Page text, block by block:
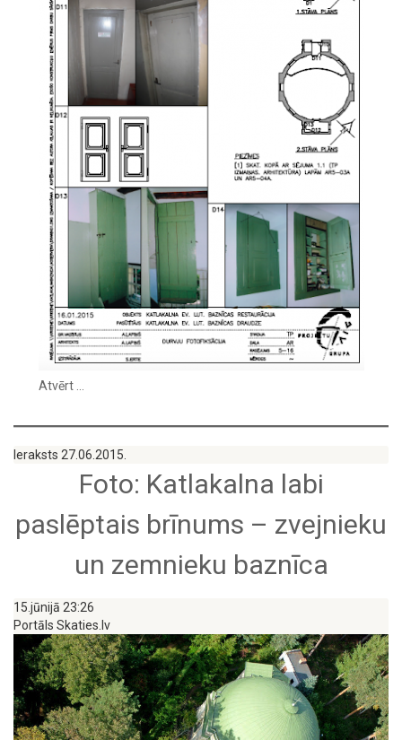
Atvērt …
Ieraksts 27.06.2015.
Foto: Katlakalna labi
paslēptais brīnums – zvejnieku
un zemnieku baznīca
15.jūnijā 23:26
Portāls Skaties.lv